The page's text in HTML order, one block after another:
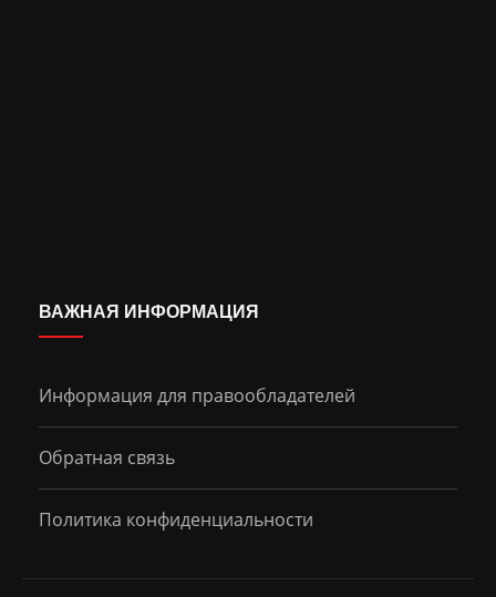
ВАЖНАЯ ИНФОРМАЦИЯ
Информация для правообладателей
Обратная связь
Политика конфиденциальности